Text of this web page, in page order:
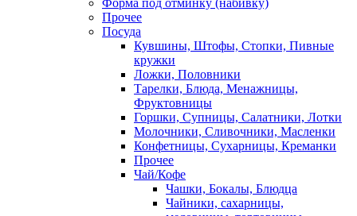
Форма под отминку (набивку)
Прочее
Посуда
Кувшины, Штофы, Стопки, Пивные
кружки
Ложки, Половники
Тарелки, Блюда, Менажницы,
Фруктовницы
Горшки, Супницы, Салатники, Лотки
Молочники, Сливочники, Масленки
Конфетницы, Сухарницы, Креманки
Прочее
Чай/Кофе
Чашки, Бокалы, Блюдца
Чайники, сахарницы,